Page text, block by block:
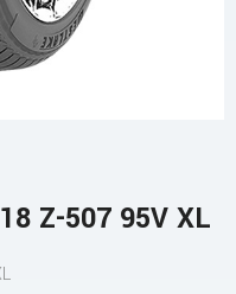
Z-507 95V XL